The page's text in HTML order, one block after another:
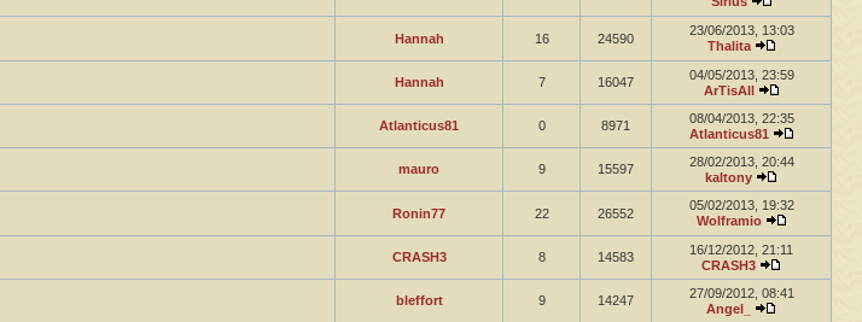
Hannah 16 24590
23/06/2013, 13:03
Thalita
Hannah 7 16047
04/05/2013, 23:59
ArTisAll
Atlanticus81 0 8971
08/04/2013, 22:35
Atlanticus81
mauro 9 15597
28/02/2013, 20:44
kaltony
Ronin77 22 26552
05/02/2013, 19:32
Wolframio
CRASH3 8 14583
16/12/2012, 21:11
CRASH3
bleffort 9 14247
27/09/2012, 08:41
Angel_